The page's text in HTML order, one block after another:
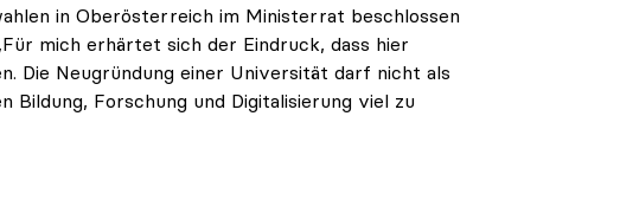
in Oberösterreich im Ministerrat beschlossen
mich erhärtet sich der Eindruck, dass hier
Die Neugründung einer Universität darf nicht als
Bildung, Forschung und Digitalisierung viel zu